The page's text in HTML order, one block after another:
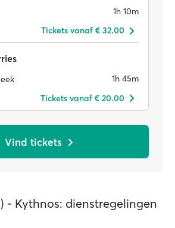
1h 10m
Tickets vanaf € 32.00
1h 45m
Tickets vanaf € 20.00
Vind tickets
- Kythnos: dienstregelingen